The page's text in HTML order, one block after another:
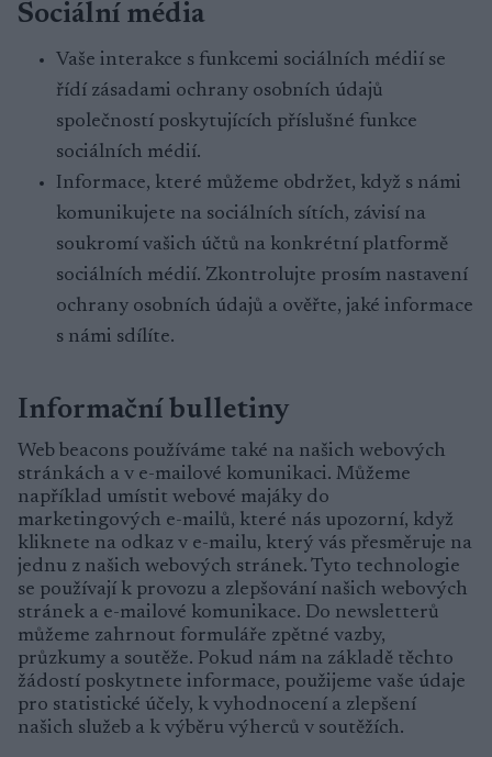
Sociální média
Vaše interakce s funkcemi sociálních médií se
řídí zásadami ochrany osobních údajů
společností poskytujících příslušné funkce
sociálních médií.
Informace, které můžeme obdržet, když s námi
komunikujete na sociálních sítích, závisí na
soukromí vašich účtů na konkrétní platformě
sociálních médií. Zkontrolujte prosím nastavení
ochrany osobních údajů a ověřte, jaké informace
s námi sdílíte.
Informační bulletiny
Web beacons používáme také na našich webových
stránkách a v e-mailové komunikaci. Můžeme
například umístit webové majáky do
marketingových e-mailů, které nás upozorní, když
kliknete na odkaz v e-mailu, který vás přesměruje na
jednu z našich webových stránek. Tyto technologie
se používají k provozu a zlepšování našich webových
stránek a e-mailové komunikace. Do newsletterů
můžeme zahrnout formuláře zpětné vazby,
průzkumy a soutěže. Pokud nám na základě těchto
žádostí poskytnete informace, použijeme vaše údaje
pro statistické účely, k vyhodnocení a zlepšení
našich služeb a k výběru výherců v soutěžích.